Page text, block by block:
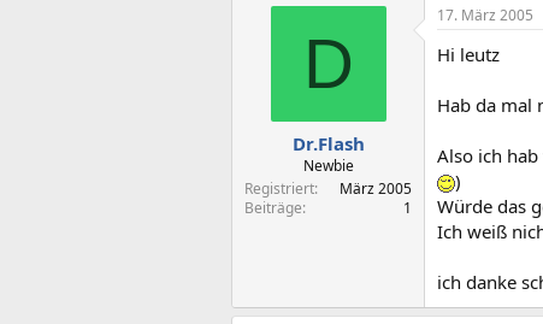
s
e
l
t
a
m
D
Dr.Flash
Newbie
Registriert
März 2005
Beiträge
1
17. März 2005
Hi leutz
Hab da mal
Also ich
)
Würde das
Ich weiß
ich danke